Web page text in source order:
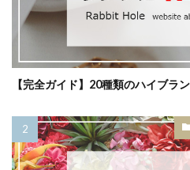
【完全ガイド】20種類のハイブラ